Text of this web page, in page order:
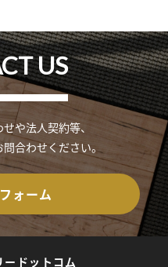
US
や法人契約等、
合わせください。
ォーム
ドットコム